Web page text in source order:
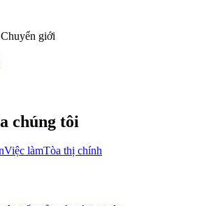
giới
chúng tôi
Việc làmTòa thị chính